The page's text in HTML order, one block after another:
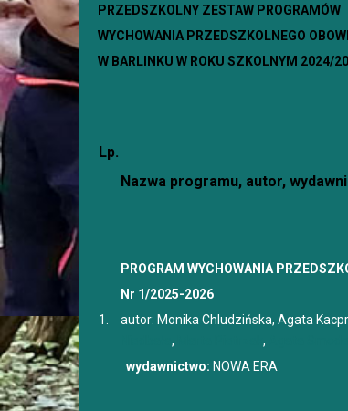
PRZEDSZKOLNY ZESTAW PROGRAMÓW
WYCHOWANIA PRZEDSZKOLNEGO
W BARLINKU W ROKU SZKOLNYM 2024/
Lp.
Nazwa programu, autor,
1.
PROGRAM WYCHOWANIA
Nr 1/2025-2026
autor: Monika Chludzińska, Agata
, ,
wydawnictwo: NOWA ERA